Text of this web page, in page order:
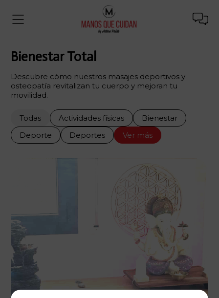
Bienestar Total
Descubre cómo nuestros masajes deportivos y
osteopatía revitalizan tu cuerpo y mejoran tu
movilidad.
Todas Actividades físicas
Bienestar
Deporte
Deportes Ver más